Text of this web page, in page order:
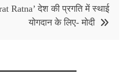
Ratna’ देश की प्रगति में स्थाई
योगदान के लिए- मोदी